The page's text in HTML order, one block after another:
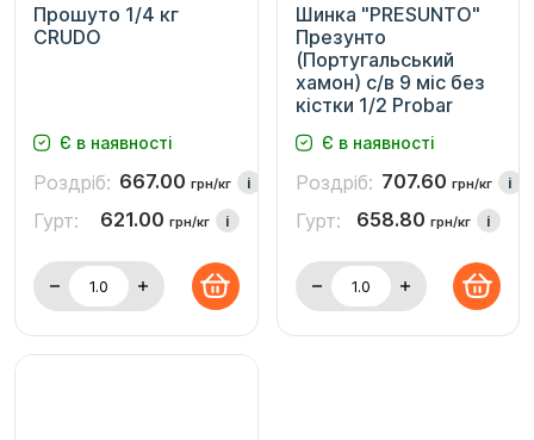
Прошуто 1/4 кг
CRUDO
Є в наявності
Роздріб: 667.00 грн/кг i
Гурт: 621.00 грн/кг i
Шинка "PRESUNTO"
Презунто
(Португальський
хамон) c/в 9 міс без
кістки 1/2 Probar
Є в наявності
Роздріб: 707.60 грн/кг i
Гурт: 658.80 грн/кг i